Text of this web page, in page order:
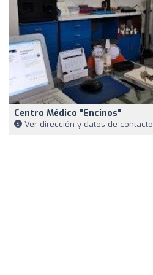
Centro Médico "Encinos"
Ver dirección y datos de contacto